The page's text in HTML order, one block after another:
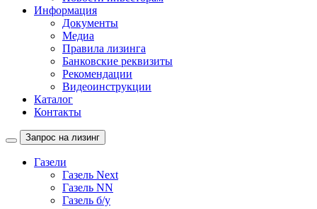
Информация
Документы
Медиа
Правила лизинга
Банковские реквизиты
Рекомендации
Видеоинструкции
Каталог
Контакты
Запрос на лизинг
Газели
Газель Next
Газель NN
Газель б/у